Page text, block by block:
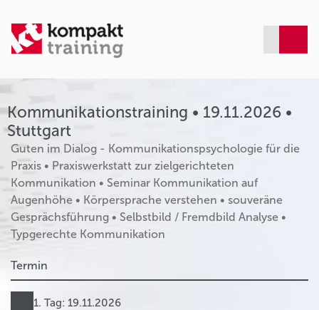
Kommunikationstraining • 19.11.2026 •
Stuttgart
Guten im Dialog - Kommunikationspsychologie für die
Praxis • Praxiswerkstatt zur zielgerichteten
Kommunikation • Seminar Kommunikation auf
Augenhöhe • Körpersprache verstehen • souveräne
Gesprächsführung • Selbstbild / Fremdbild Analyse •
Typgerechte Kommunikation
Termin
1. Tag: 19.11.2026